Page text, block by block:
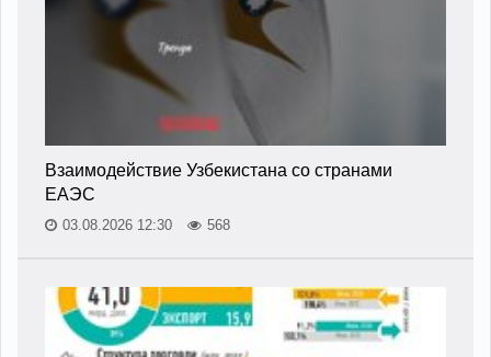
Взаимодействие Узбекистана со странами
ЕАЭС
03.08.2026 12:30 568